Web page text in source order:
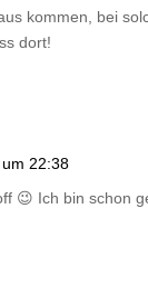
kommen, bei
dort!
22:38
😉 Ich bin schon